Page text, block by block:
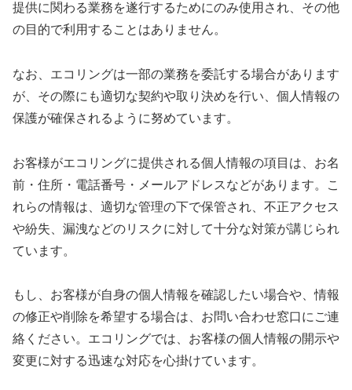
提供に関わる業務を遂行するためにのみ使用され、その他
の目的で利用することはありません。
なお、エコリングは一部の業務を委託する場合があります
が、その際にも適切な契約や取り決めを行い、個人情報の
保護が確保されるように努めています。
お客様がエコリングに提供される個人情報の項目は、お名
前・住所・電話番号・メールアドレスなどがあります。こ
れらの情報は、適切な管理の下で保管され、不正アクセス
や紛失、漏洩などのリスクに対して十分な対策が講じられ
ています。
もし、お客様が自身の個人情報を確認したい場合や、情報
の修正や削除を希望する場合は、お問い合わせ窓口にご連
絡ください。エコリングでは、お客様の個人情報の開示や
変更に対する迅速な対応を心掛けています。